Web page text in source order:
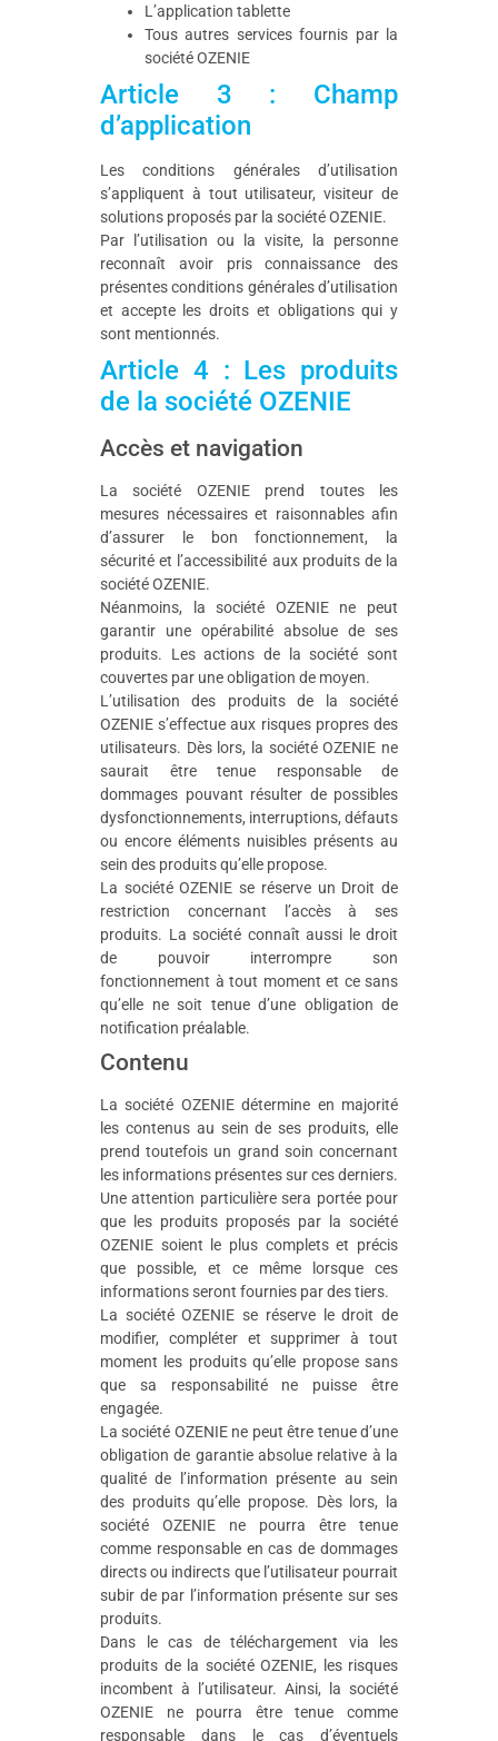
L’application tablette
Tous autres services fournis par la
société OZENIE
Article 3 : Champ
d’application
Les conditions générales d’utilisation
s’appliquent à tout utilisateur, visiteur de
solutions proposés par la société OZENIE.
Par l’utilisation ou la visite, la personne
reconnaît avoir pris connaissance des
présentes conditions générales d’utilisation
et accepte les droits et obligations qui y
sont mentionnés.
Article 4 : Les produits
de la société OZENIE
Accès et navigation
La société OZENIE prend toutes les
mesures nécessaires et raisonnables afin
d’assurer le bon fonctionnement, la
sécurité et l’accessibilité aux produits de la
société OZENIE.
Néanmoins, la société OZENIE ne peut
garantir une opérabilité absolue de ses
produits. Les actions de la société sont
couvertes par une obligation de moyen.
L’utilisation des produits de la société
OZENIE s’effectue aux risques propres des
utilisateurs. Dès lors, la société OZENIE ne
saurait être tenue responsable de
dommages pouvant résulter de possibles
dysfonctionnements, interruptions, défauts
ou encore éléments nuisibles présents au
sein des produits qu’elle propose.
La société OZENIE se réserve un Droit de
restriction concernant l’accès à ses
produits. La société connaît aussi le droit
de pouvoir interrompre son
fonctionnement à tout moment et ce sans
qu’elle ne soit tenue d’une obligation de
notification préalable.
Contenu
La société OZENIE détermine en majorité
les contenus au sein de ses produits, elle
prend toutefois un grand soin concernant
les informations présentes sur ces derniers.
Une attention particulière sera portée pour
que les produits proposés par la société
OZENIE soient le plus complets et précis
que possible, et ce même lorsque ces
informations seront fournies par des tiers.
La société OZENIE se réserve le droit de
modifier, compléter et supprimer à tout
moment les produits qu’elle propose sans
que sa responsabilité ne puisse être
engagée.
La société OZENIE ne peut être tenue d’une
obligation de garantie absolue relative à la
qualité de l’information présente au sein
des produits qu’elle propose. Dès lors, la
société OZENIE ne pourra être tenue
comme responsable en cas de dommages
directs ou indirects que l’utilisateur pourrait
subir de par l’information présente sur ses
produits.
Dans le cas de téléchargement via les
produits de la société OZENIE, les risques
incombent à l’utilisateur. Ainsi, la société
OZENIE ne pourra être tenue comme
responsable dans le cas d’éventuels